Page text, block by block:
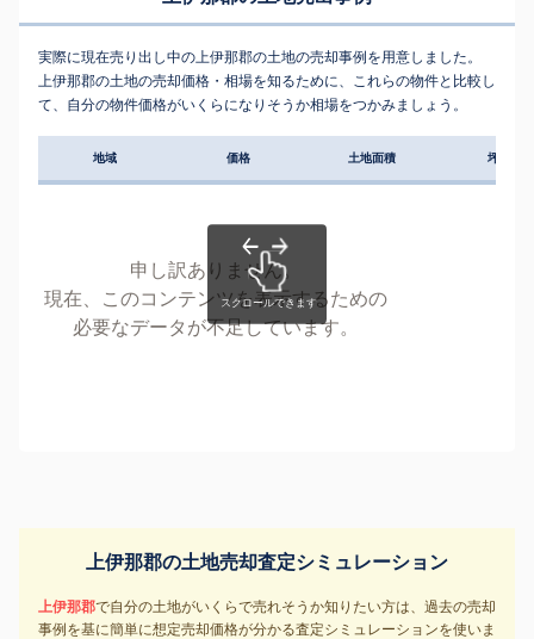
実際に現在売り出し中の上伊那郡の土地の売却事例を用意しました。
上伊那郡の土地の売却価格・相場を知るために、これらの物件と比較し
て、自分の物件価格がいくらになりそうか相場をつかみましょう。
地域 価格 土地面積 坪単価
申し訳ありません。
現在、このコンテンツを表示するための
必要なデータが不足しています。
上伊那郡の土地売却査定シミュレーション
上伊那郡で自分の土地がいくらで売れそうか知りたい方は、過去の売却
事例を基に簡単に想定売却価格が分かる査定シミュレーションを使いま